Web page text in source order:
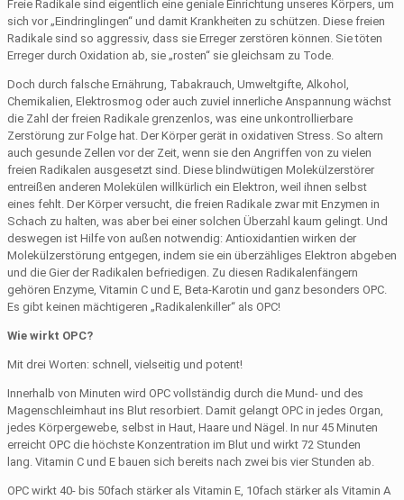
Freie Radikale sind eigentlich eine geniale Einrichtung unseres Körpers, um
sich vor „Eindringlingen“ und damit Krankheiten zu schützen. Diese freien
Radikale sind so aggressiv, dass sie Erreger zerstören können. Sie töten
Erreger durch Oxidation ab, sie „rosten“ sie gleichsam zu Tode.
Doch durch falsche Ernährung, Tabakrauch, Umweltgifte, Alkohol,
Chemikalien, Elektrosmog oder auch zuviel innerliche Anspannung wächst
die Zahl der freien Radikale grenzenlos, was eine unkontrollierbare
Zerstörung zur Folge hat. Der Körper gerät in oxidativen Stress. So altern
auch gesunde Zellen vor der Zeit, wenn sie den Angriffen von zu vielen
freien Radikalen ausgesetzt sind. Diese blindwütigen Molekülzerstörer
entreißen anderen Molekülen willkürlich ein Elektron, weil ihnen selbst
eines fehlt. Der Körper versucht, die freien Radikale zwar mit Enzymen in
Schach zu halten, was aber bei einer solchen Überzahl kaum gelingt. Und
deswegen ist Hilfe von außen notwendig: Antioxidantien wirken der
Molekülzerstörung entgegen, indem sie ein überzähliges Elektron abgeben
und die Gier der Radikalen befriedigen. Zu diesen Radikalenfängern
gehören Enzyme, Vitamin C und E, Beta-Karotin und ganz besonders OPC.
Es gibt keinen mächtigeren „Radikalenkiller“ als OPC!
Wie wirkt OPC?
Mit drei Worten: schnell, vielseitig und potent!
Innerhalb von Minuten wird OPC vollständig durch die Mund- und des
Magenschleimhaut ins Blut resorbiert. Damit gelangt OPC in jedes Organ,
jedes Körpergewebe, selbst in Haut, Haare und Nägel. In nur 45 Minuten
erreicht OPC die höchste Konzentration im Blut und wirkt 72 Stunden
lang. Vitamin C und E bauen sich bereits nach zwei bis vier Stunden ab.
OPC wirkt 40- bis 50fach stärker als Vitamin E, 10fach stärker als Vitamin A